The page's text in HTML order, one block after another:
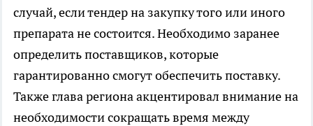
случай, если тендер на закупку того или иного
препарата не состоится. Необходимо заранее
определить поставщиков, которые
гарантированно смогут обеспечить поставку.
Также глава региона акцентировал внимание на
необходимости сокращать время между